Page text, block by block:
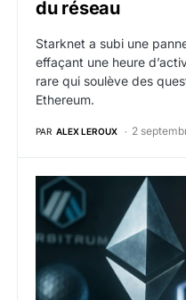
du réseau
Starknet a subi une
effaçant une heure
rare qui soulève des
Ethereum.
PAR ALEX LEROUX 2
ETH et